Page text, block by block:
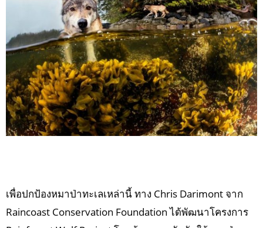
เพื่อปกป้องหมาป่าทะเลเหล่านี้ ทาง Chris Darimont จาก
Raincoast Conservation Foundation ได้พัฒนาโครงการ